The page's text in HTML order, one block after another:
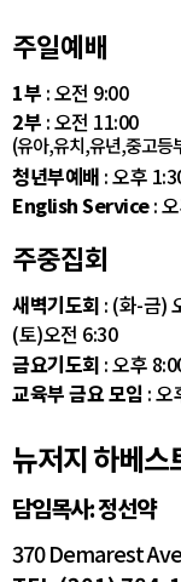
주일예배
1부 : 오전 9:00
2부 : 오전 11:00
(유아,유치,유년,중고등
청년부예배 : 오후
English Service:
주중집회
새벽기도회 : (화-금)
(토)오전 6:30
금요기도회 : 오후
교육부 금요 모임 : 오
뉴저지 하베스
담임목사: 정선약
370 Demarest